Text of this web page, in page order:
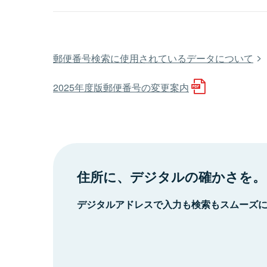
郵便番号検索に使用されているデータについて
2025年度版郵便番号の変更案内
住所に、デジタルの確かさを。
デジタルアドレスで入力も検索もスムーズ